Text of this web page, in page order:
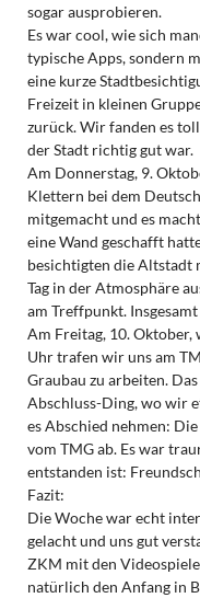
sogar ausprobieren.
Es war cool, wie sich
typische Apps, sondern
eine kurze
Freizeit in kleinen
zurück. Wir fanden es
der Stadt richtig gut war.
Am Donnerstag, 9.
Klettern bei dem
mitgemacht und es
eine Wand geschafft
besichtigten die Altstadt
Tag in der Atmosphäre
am Treffpunkt.
Am Freitag, 10. Oktober,
Uhr trafen wir uns am
Graubau zu arbeiten.
Abschluss-Ding, wo wir
es Abschied nehmen:
vom TMG ab. Es war
entstanden ist:
Fazit:
Die Woche war echt
gelacht und uns gut
ZKM mit den
natürlich den Anfang in